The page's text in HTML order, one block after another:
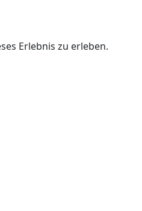
Erlebnis zu erleben.